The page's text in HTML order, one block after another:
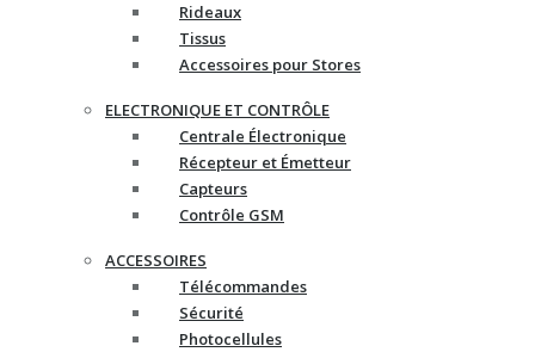
Rideaux
Tissus
Accessoires pour Stores
ELECTRONIQUE ET CONTRÔLE
Centrale Électronique
Récepteur et Émetteur
Capteurs
Contrôle GSM
ACCESSOIRES
Télécommandes
Sécurité
Photocellules